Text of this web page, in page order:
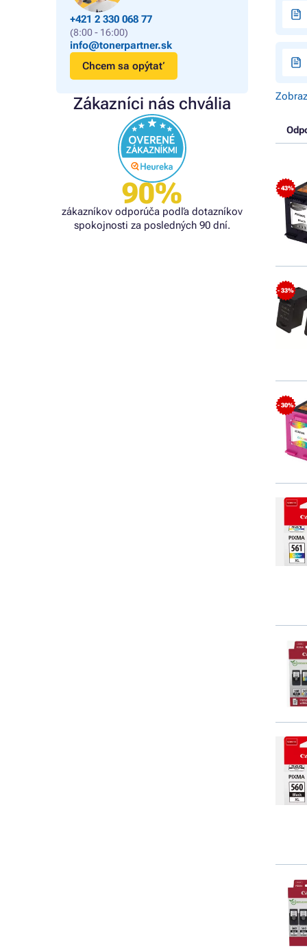
+421 2 330 068 77
(8:00 - 16:00)
info@tonerpartner.sk
Chcem sa opýtať
Zákazníci nás chvália
90%
zákazníkov odporúča podľa dotazníkov
spokojnosti za posledných 90 dní.
- 43%
- 33%
- 30%